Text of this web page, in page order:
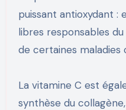
puissant antioxydant :
libres responsables
de certaines maladies
La vitamine C est
synthèse du